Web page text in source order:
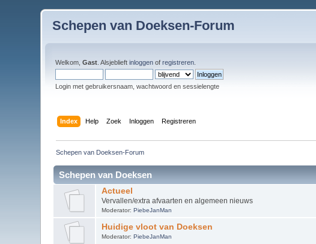
Schepen van Doeksen-Forum
Welkom,Gast . Alsjeblieftinloggen ofregistreren
Login met gebruikersnaam, wachtwoord en sessielengte
Index Help Zoek Inloggen Registreren
Schepen van Doeksen-Forum
Schepen van Doeksen
Actueel
Vervallen/extra afvaarten en algemeen nieuws
Moderator: PiebeJanMan
Huidige vloot van Doeksen
Moderator: PiebeJanMan